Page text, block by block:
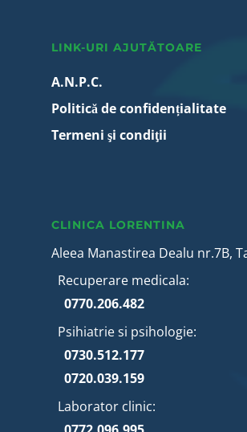
LINK-URI AJUTĂTOARE
A.N.P.C.
Politică de confidențialitate
Termeni şi condiţii
CLINICA LORENTINA
Aleea Manastirea Dealu nr.7B,
Recuperare medicala:
0770.206.482
Psihiatrie si psihologie:
0730.512.177
0720.039.159
Laborator clinic: